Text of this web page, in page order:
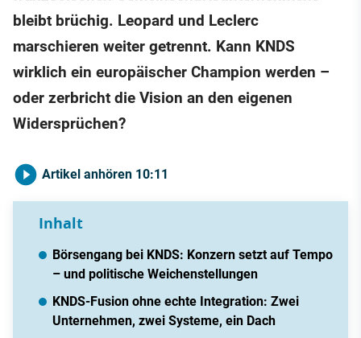
bleibt brüchig. Leopard und Leclerc
marschieren weiter getrennt. Kann KNDS
wirklich ein europäischer Champion werden –
oder zerbricht die Vision an den eigenen
Widersprüchen?
Artikel anhören 10:11
Inhalt
Börsengang bei KNDS: Konzern setzt auf Tempo
– und politische Weichenstellungen
KNDS-Fusion ohne echte Integration: Zwei
Unternehmen, zwei Systeme, ein Dach